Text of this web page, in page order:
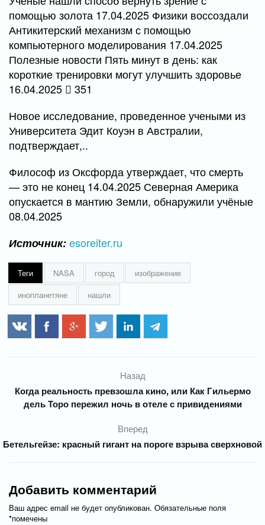
помощью золота 17.04.2025 Физики воссоздали
Антикитерский механизм с помощью
компьютерного моделирования 17.04.2025
Полезные новости Пять минут в день: как
короткие тренировки могут улучшить здоровье
16.04.2025
351
Новое исследование, проведенное учеными из
Университета Эдит Коуэн в Австралии,
подтверждает,..
Философ из Оксфорда утверждает, что смерть
— это не конец 14.04.2025 Северная Америка
опускается в мантию Земли, обнаружили учёные
08.04.2025
Источник:esoreiter.ru
Теги NASA город
изображение
инопланетяне
нашли
Назад
Когда реальность превзошла кино, или Как Гильермо
дель Торо пережил ночь в отеле с привидениями
Вперед
Бетельгейзе: красный гигант на пороге взрыва сверхновой
Добавить комментарий
Ваш адрес email не будет опубликован. Обязательные поля
помечены
*